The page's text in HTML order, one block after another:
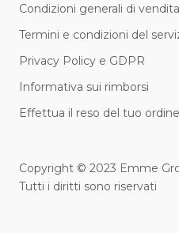
Condizioni generali di vendita
Termini e condizioni del
Privacy Policy e GDPR
Informativa sui rimborsi
Effettua il reso del tuo ordine
Copyright © 2023 Emme
Tutti i diritti sono riservati